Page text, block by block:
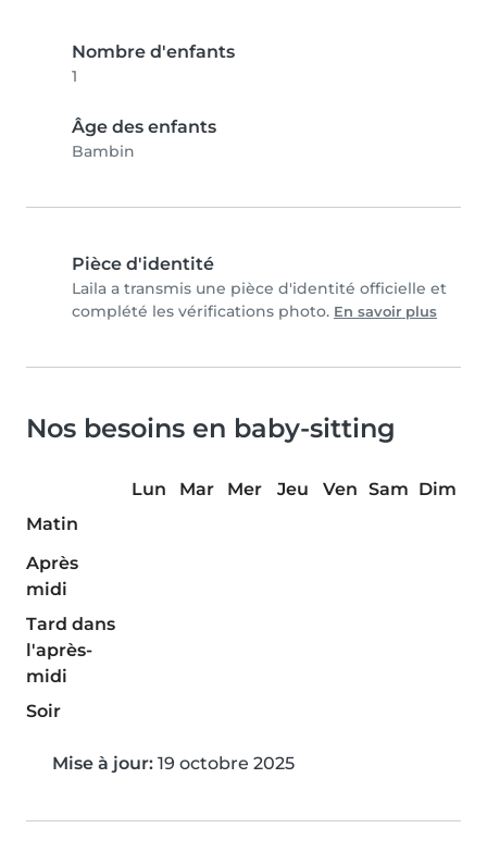
Nombre d'enfants
1
Âge des enfants
Bambin
Pièce d'identité
Laila a transmis une pièce d'identité officielle et
complété les vérifications photo. En savoir plus
Nos besoins en baby-sitting
Lun Mar Mer Jeu Ven Sam Dim
Matin
Après
midi
Tard dans
l'après-
midi
Soir
Mise à jour: 19 octobre 2025